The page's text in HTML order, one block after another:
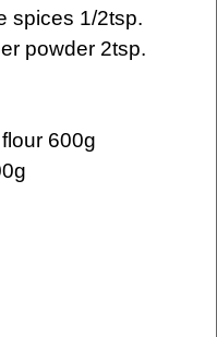
spices 1/2tsp.
powder 2tsp.
600g